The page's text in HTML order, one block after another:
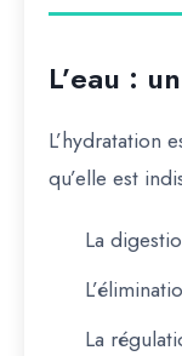
L’eau :
L’hydratation
qu’elle est
La
La